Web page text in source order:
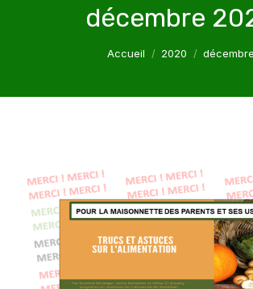
décembre
Vous êtes ici :
Accueil 2020 décembre